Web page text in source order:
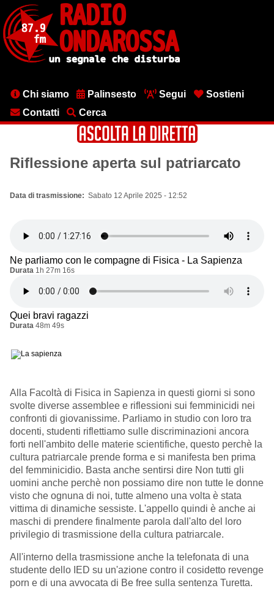
contenuto
principale
MenuChi siamo Palinsesto Segui
Sostieni
Contatti
Cerca
Riflessione aperta sul patriarcato
Data di trasmissione Sabato 12 Aprile 2025 - 12:52
Ne parliamo con le compagne di Fisica - La Sapienza
Durata 1h 27m 16s
Quei bravi ragazzi
Durata 48m 49s
Alla Facoltà di Fisica in Sapienza in questi giorni si sono
svolte diverse assemblee e riflessioni sui femminicidi nei
confronti di giovanissime. Parliamo in studio con loro tra
docenti, studenti riflettiamo sulle discriminazioni ancora
forti nell'ambito delle materie scientifiche, questo perchè la
cultura patriarcale prende forma e si manifesta ben prima
del femminicidio. Basta anche sentirsi dire Non tutti gli
uomini anche perchè non possiamo dire non tutte le donne
visto che ognuna di noi, tutte almeno una volta è stata
vittima di dinamiche sessiste. L'appello quindi è anche ai
maschi di prendere finalmente parola dall'alto del loro
privilegio di trasmissione della cultura patriarcale.
All'interno della trasmissione anche la telefonata di una
studente dello IED su un'azione contro il cosidetto revenge
porn e di una avvocata di Be free sulla sentenza Turetta.